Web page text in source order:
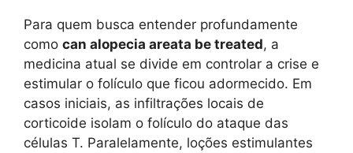
Para quem busca entender profundamente
como can alopecia areata be treated, a
medicina atual se divide em controlar a crise e
estimular o folículo que ficou adormecido. Em
casos iniciais, as infiltrações locais de
corticoide isolam o folículo do ataque das
células T. Paralelamente, loções estimulantes